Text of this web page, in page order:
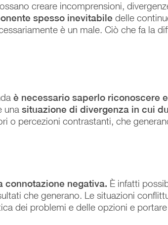
creare incomprensioni,
spesso inevitabile delle
è un male. Ciò che fa la
è necessario saperlo riconoscere
una situazione di divergenza in cui
o percezioni contrastanti, che
connotazione negativa. È infatti
che generano. Le situazioni
dei problemi e delle opzioni e